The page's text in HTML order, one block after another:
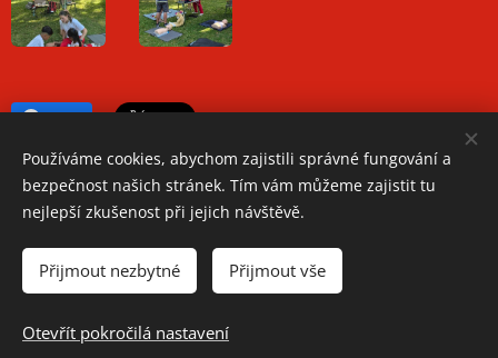
Share
Oblastní spolek Českého červeného kříže Teplice
Jiřího Wolkera 1248/2, 41501 Teplice
Spravuje: Romana Bradáčová, Barbora Faitová
Používáme cookies, abychom zajistili správné fungování a
bezpečnost našich stránek. Tím vám můžeme zajistit tu
nejlepší zkušenost při jejich návštěvě.
Přijmout nezbytné Přijmout vše
Otevřít pokročilá nastavení